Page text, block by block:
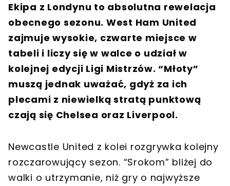
Ekipa z Londynu to absolutna rewelacja
obecnego sezonu. West Ham United
zajmuje wysokie, czwarte miejsce w
tabeli i liczy się w walce o udział w
kolejnej edycji Ligi Mistrzów. “Młoty”
muszą jednak uważać, gdyż za ich
plecami z niewielką stratą punktową
czają się Chelsea oraz Liverpool.
Newcastle United z kolei rozgrywka kolejny
rozczarowujący sezon. “Srokom” bliżej do
walki o utrzymanie, niż gry o najwyższe